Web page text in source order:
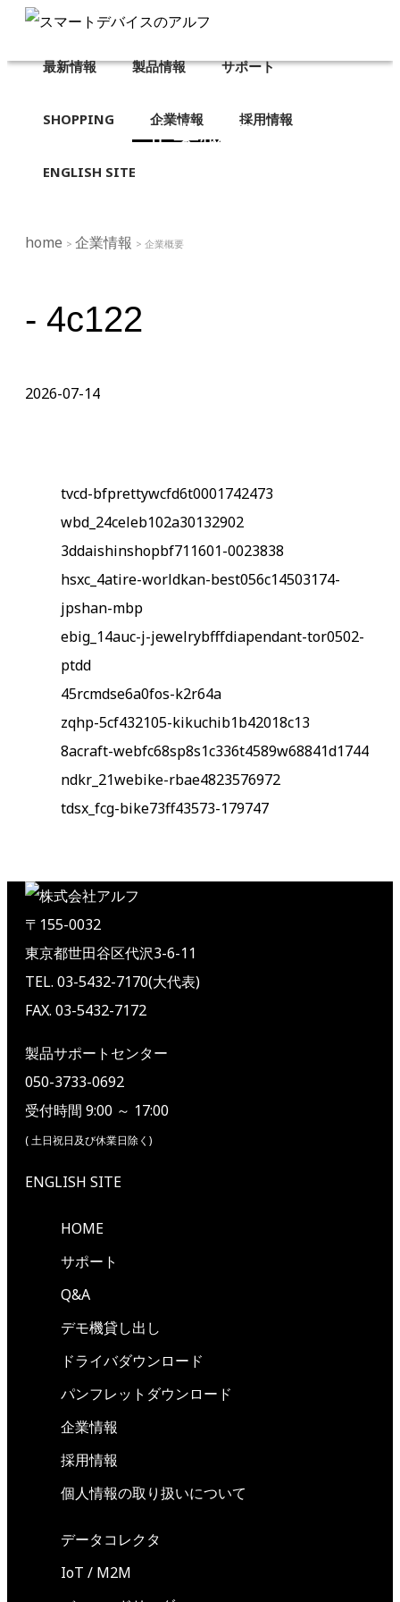
最新情報 製品情報 サポート
SHOPPING 企業情報 採用情報
ENGLISH SITE
企業概要
home > 企業情報 > 企業概要
- 4c122
2026-07-14
tvcd-bfprettywcfd6t0001742473
wbd_24celeb102a30132902
3ddaishinshopbf711601-0023838
hsxc_4atire-worldkan-best056c14503174-
jpshan-mbp
ebig_14auc-j-jewelrybfffdiapendant-tor0502-
ptdd
45rcmdse6a0fos-k2r64a
zqhp-5cf432105-kikuchib1b42018c13
8acraft-webfc68sp8s1c336t4589w68841d1744
ndkr_21webike-rbae4823576972
tdsx_fcg-bike73ff43573-179747
〒155-0032
東京都世田谷区代沢3-6-11
TEL. 03-5432-7170(大代表)
FAX. 03-5432-7172
製品サポートセンター
050-3733-0692
受付時間 9:00 ～ 17:00
( 土日祝日及び休業日除く)
ENGLISH SITE
HOME
サポート
Q&A
デモ機貸し出し
ドライバダウンロード
パンフレットダウンロード
企業情報
採用情報
個人情報の取り扱いについて
データコレクタ
IoT / M2M